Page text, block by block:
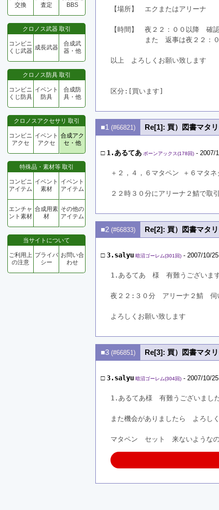
交換
査定
BBS
クロノス武器 取引
コンビニ
くじ武器 成長武器
合成武
器・他
クロノス防具 取引
コンビニ
くじ防具
イベント
防具
合成防
具・他
クロノスアクセサリ 取引
コンビニ
アクセ
イベント
アクセ
合成アク
セ・他
特殊品・素材等 取引
コンビニ
アイテム
イベント
素材
イベント
アイテム
エンチャ
ント素材
合成用素
材
その他の
アイテム
当サイトについて
ご利用上
の注意
プライバ
シー
お問い合
わせ
【場所】　エクまたはアリーナ
【時間】　夜２２：００以降　確
また　返事は夜２２：００
以上　よろしくお願い致します
区分:[買います]
■1 (#66821) Re[1]: 買）図書マタ
□ 1.あるてあ ボーンアックス(178回) - 2007/
＋２，４，６マタペン ＋６マタ
２２時３０分にアリーナ２鯖で取
■2 (#66833) Re[2]: 買）図書マタ
□3.salyu 暗沼ゴーレム(301回) - 2007/10/
1.あるてあ　様　有難うございま
夜２２:３０分　アリーナ２鯖　伺
よろしくお願い致します
■3 (#66851) Re[3]: 買）図書マタ
□3.salyu 暗沼ゴーレム(304回) - 2007/10/
1.あるてあ様　有難うございまし
また機会がありましたら　よろし
マタペン　セット　来ないような